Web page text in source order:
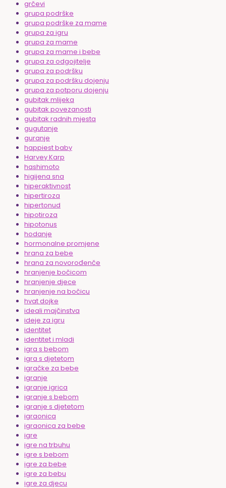
grčevi
grupa podrške
grupa podrške za mame
grupa za igru
grupa za mame
grupa za mame i bebe
grupa za odgojitelje
grupa za podršku
grupa za podršku dojenju
grupa za potporu dojenju
gubitak mlijeka
gubitak povezanosti
gubitak radnih mjesta
gugutanje
guranje
happiest baby
Harvey Karp
hashimoto
higijena sna
hiperaktivnost
hipertiroza
hipertonud
hipotiroza
hipotonus
hodanje
hormonalne promjene
hrana za bebe
hrana za novorođenče
hranjenje bočicom
hranjenje djece
hranjenje na bočicu
hvat dojke
ideali majčinstva
ideje za igru
identitet
identitet i mladi
igra s bebom
igra s djetetom
igračke za bebe
igranje
igranje igrica
igranje s bebom
igranje s djetetom
igraonica
igraonica za bebe
igre
igre na trbuhu
igre s bebom
igre za bebe
igre za bebu
igre za djecu